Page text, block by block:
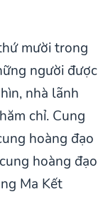
mười trong
người được
nhà lãnh
chỉ. Cung
hoàng đạo
hoàng đạo
Ma Kết